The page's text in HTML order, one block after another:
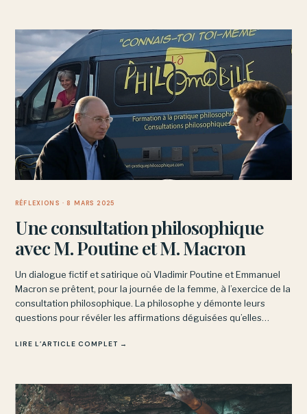
RÉFLEXIONS · 8 MARS 2025
Une consultation philosophique
avec M. Poutine et M. Macron
Un dialogue fictif et satirique où Vladimir Poutine et Emmanuel
Macron se prêtent, pour la journée de la femme, à l’exercice de la
consultation philosophique. La philosophe y démonte leurs
questions pour révéler les affirmations déguisées qu’elles
LIRE L’ARTICLE COMPLET →